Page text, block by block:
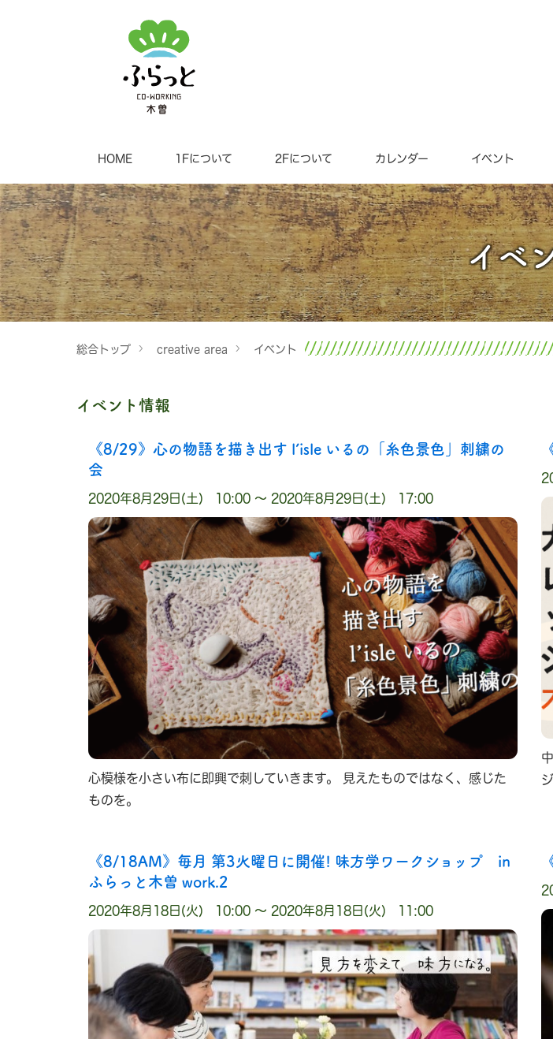
HOME 1Fについて 2Fについて カレンダー イベント
イベ
総合トップ creative area イベント
イベント情報
《8/29》心の物語を描き出す l’isle いるの「糸色景色」刺繍の
会
2020年8月29日(土) 10:00 〜 2020年8月29日(土) 17:00
心模様を小さい布に即興で刺していきます。 見えたものではなく、感じた
ものを。
《8/18AM》毎月 第3火曜日に開催! 味方学ワークショップ in
ふらっと木曽 work.2
2020年8月18日(火) 10:00 〜 2020年8月18日(火) 11:00